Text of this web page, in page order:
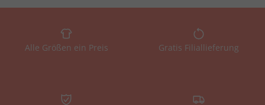
Alle Größen ein Preis Gratis Filiallieferung